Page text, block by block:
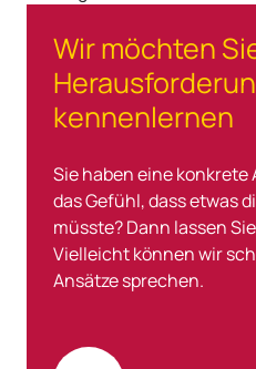
Wir möchten
kennenlernen
Sie haben eine
das Gefühl, dass etwas
müsste? Dann lassen
Vielleicht können wir
Ansätze sprechen.